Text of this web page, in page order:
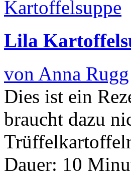
Lila
von Anna Rugg
Dies ist ein
braucht dazu
Dauer: 10